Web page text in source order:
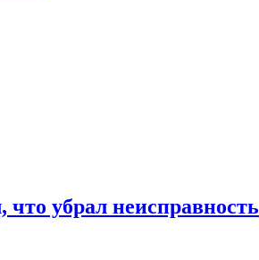
убрал неисправность